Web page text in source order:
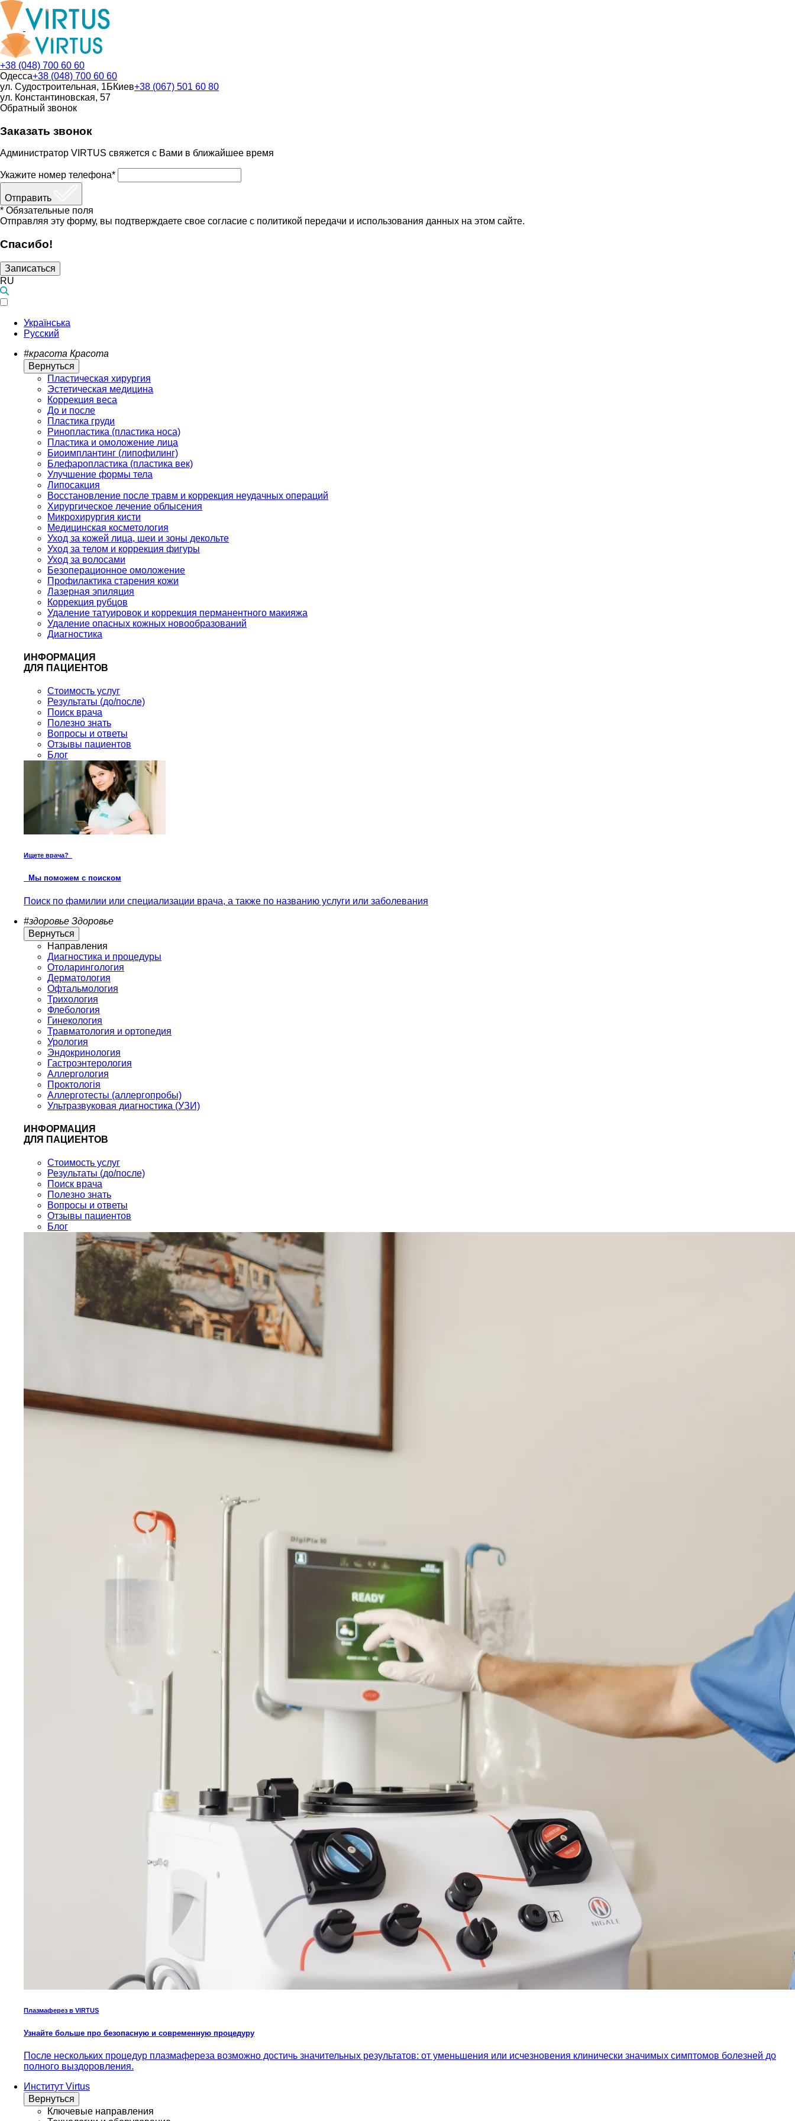
+38 (048) 700 60 60
Одесса+38 (048) 700 60 60
ул. Судостроительная, 1БКиев+38 (067) 501 60 80
ул. Константиновская, 57
Обратный звонок
Заказать звонок
Администратор VIRTUS свяжется с Вами в ближайшее время
Укажите номер телефона*
Отправить
* Обязательные поля
Отправляя эту форму, вы подтверждаете свое согласие с политикой передачи и использования данных на этом сайте.
Спасибо!
Записаться
RU
Українська
Русский
#красота Красота
Вернуться
Пластическая хирургия
Эстетическая медицина
Коррекция веса
До и после
Пластика груди
Ринопластика (пластика носа)
Пластика и омоложение лица
Биоимплантинг (липофилинг)
Блефаропластика (пластика век)
Улучшение формы тела
Липосакция
Восстановление после травм и коррекция неудачных операций
Хирургическое лечение облысения
Микрохирургия кисти
Медицинская косметология
Уход за кожей лица, шеи и зоны декольте
Уход за телом и коррекция фигуры
Уход за волосами
Безоперационное омоложение
Профилактика старения кожи
Лазерная эпиляция
Коррекция рубцов
Удаление татуировок и коррекция перманентного макияжа
Удаление опасных кожных новообразований
Диагностика
ИНФОРМАЦИЯ
ДЛЯ ПАЦИЕНТОВ
Стоимость услуг
Результаты (до/после)
Поиск врача
Полезно знать
Вопросы и ответы
Отзывы пациентов
Блог
Ищете врача?
Мы поможем с поиском
Поиск по фамилии или специализации врача, а также по названию услуги или заболевания
#здоровье Здоровье
Вернуться
Направления
Диагностика и процедуры
Отоларингология
Дерматология
Офтальмология
Трихология
Флебология
Гинекология
Травматология и ортопедия
Урология
Эндокринология
Гастроэнтерология
Аллергология
Проктологія
Аллерготесты (аллергопробы)
Ультразвуковая диагностика (УЗИ)
ИНФОРМАЦИЯ
ДЛЯ ПАЦИЕНТОВ
Стоимость услуг
Результаты (до/после)
Поиск врача
Полезно знать
Вопросы и ответы
Отзывы пациентов
Блог
Плазмаферез в VIRTUS
Узнайте больше про безопасную и современную процедуру
После нескольких процедур плазмафереза возможно достичь значительных результатов: от уменьшения или исчезновения клинически значимых симптомов болезней до
полного выздоровления.
Институт Virtus
Вернуться
Ключевые направления